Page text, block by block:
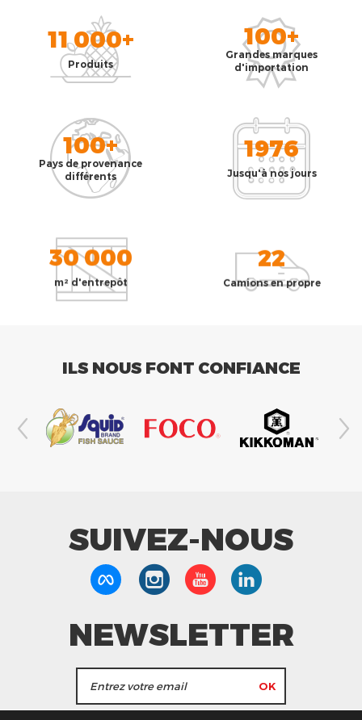
11 000+
Produits
100+
Grandes marques
d'importation
100+
Pays de provenance
différents
1976
Jusqu'à nos jours
30 000
m² d'entrepôt
22
Camions en propre
ILS NOUS FONT CONFIANCE
SUIVEZ-NOUS
NEWSLETTER